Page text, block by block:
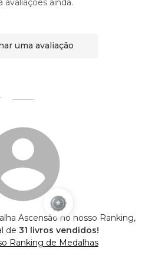
avaliações ainda.
uma avaliação
Ascensão no nosso Ranking,
de 31 livros vendidos!
Ranking de Medalhas